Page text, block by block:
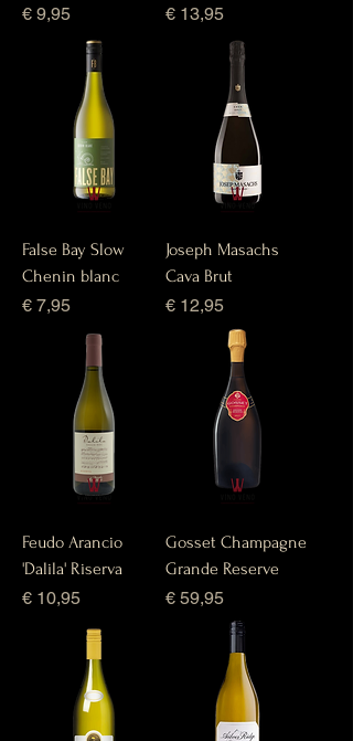
Prijs
€ 9,95 Prijs
€ 13,95
False Bay Slow
Chenin blanc
Prijs
€ 7,95
Joseph Masachs
Cava Brut
Prijs
€ 12,95
Feudo Arancio
'Dalila' Riserva
Prijs
€ 10,95
Gosset Champagne
Grande Reserve
Prijs
€ 59,95